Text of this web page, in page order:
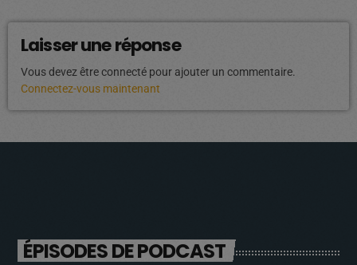
Laisser une réponse
Vous devez être connecté pour ajouter un commentaire.
Connectez-vous maintenant
ÉPISODES DE PODCAST